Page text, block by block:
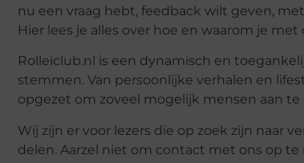
nu een vraag hebt, feedback wilt geven,
Hier lees je alles over hoe en waarom je
Rolleiclub.nl is een dynamisch en
stemmen. Van persoonlijke verhalen en
opgezet om zoveel mogelijk mensen aan te
Wij zijn er voor lezers die op zoek zijn naar
delen. Aarzel niet om contact met ons op